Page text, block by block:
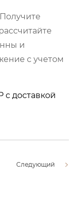
и
с учетом
с доставкой
Следующий